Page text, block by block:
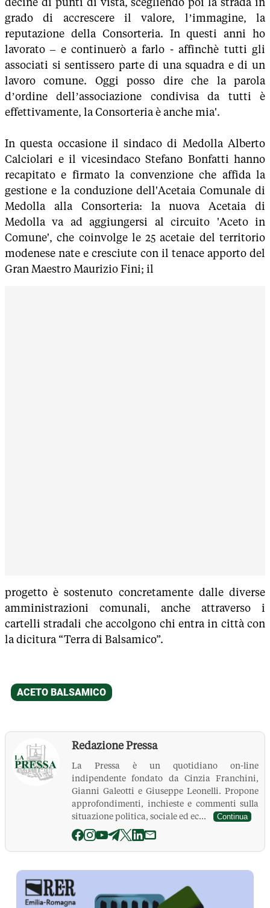
grado di accrescere il valore, l’immagine, la
reputazione della Consorteria. In questi anni ho
lavorato – e continuerò a farlo - affinchè tutti gli
associati si sentissero parte di una squadra e di un
lavoro comune. Oggi posso dire che la parola
d’ordine dell’associazione condivisa da tutti è
effettivamente, la Consorteria è anche mia'.
In questa occasione il sindaco di Medolla Alberto
Calciolari e il vicesindaco Stefano Bonfatti hanno
recapitato e firmato la convenzione che affida la
gestione e la conduzione dell'Acetaia Comunale di
Medolla alla Consorteria: la nuova Acetaia di
Medolla va ad aggiungersi al circuito 'Aceto in
Comune', che coinvolge le 25 acetaie del territorio
modenese nate e cresciute con il tenace apporto del
Gran Maestro Maurizio Fini; il
progetto è sostenuto concretamente dalle diverse
amministrazioni comunali, anche attraverso i
cartelli stradali che accolgono chi entra in città con
la dicitura “Terra di Balsamico”.
Redazione Pressa
La Pressa è un quotidiano on-line
indipendente fondato da Cinzia Franchini,
Gianni Galeotti e Giuseppe Leonelli. Propone
approfondimenti, inchieste e commenti sulla
situazione politica, sociale ed ec...
Continua
La Pressa